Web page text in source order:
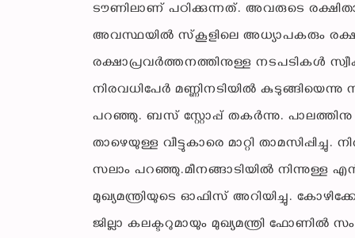
ടൗണിലാണ് പഠിക്കുന്നത്. അവരുടെ
അവസ്ഥയില്‍ സ്‌കൂളിലെ അധ്യാപകരും
രക്ഷാപ്രവര്‍ത്തനത്തിനുള്ള നടപടികള്‍
നിരവധിപേര്‍ മണ്ണിനടിയില്‍
പറഞ്ഞു. ബസ് സ്റ്റോപ്പ് തകര്‍ന്നു.
താഴെയുള്ള വീട്ടുകാരെ മാറ്റി
സലാം പറഞ്ഞു.മീനങ്ങാടിയില്‍
മുഖ്യമന്ത്രിയുടെ ഓഫിസ് അറിയിച്ചു.
ജില്ലാ കലക്ടറുമായും മുഖ്യമന്ത്രി ഫോണില്‍